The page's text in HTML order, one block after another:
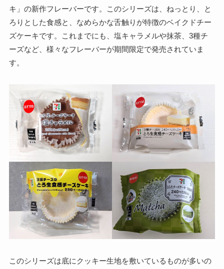
キ」の新作フレーバーです。このシリーズは、ねっとり、と
ろりとした食感と、なめらかな舌触りが特徴のベイクドチー
ズケーキです。これまでにも、塩キャラメルや抹茶、3種チ
ーズなど、様々なフレーバーが期間限定で発売されていま
す。
このシリーズは底にクッキー生地を敷いているものが多いの